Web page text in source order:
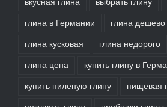
вкусная глина выбрать глину
глина в Германии глина дешево
глина кусковая глина недорого
глина цена купить глину в
купить пиленую глину пищевая